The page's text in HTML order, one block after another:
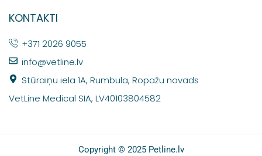
KONTAKTI
+371 2026 9055
info@vetline.lv
Stūraiņu iela 1A, Rumbula, Ropažu novads
VetLine Medical SIA, LV40103804582
Copyright © 2025 Petline.lv